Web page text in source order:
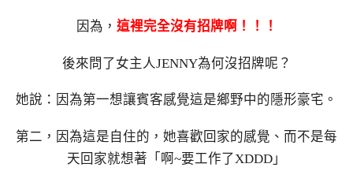
因為， 這裡完全沒有招牌啊！！！
後來問了女主人JENNY為何沒招牌呢？
她說：因為第一想讓賓客感覺這是鄉野中的隱形豪宅。
第二，因為這是自住的，她喜歡回家的感覺、而不是每
天回家就想著「啊~要工作了XDDD」